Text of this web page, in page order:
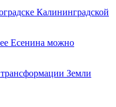
Калининградской
Есенина можно
Земли